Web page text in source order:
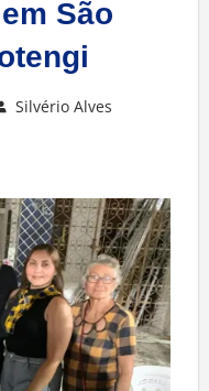
São
Silvério Alves